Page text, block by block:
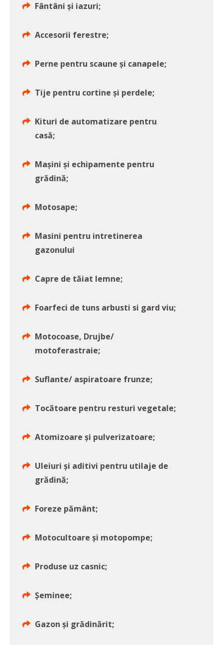
Fântâni și iazuri;
Accesorii ferestre;
Perne pentru scaune și canapele;
Tije pentru cortine și perdele;
Kituri de automatizare pentru
casă;
Mașini și echipamente pentru
grădină;
Motosape;
Masini pentru intretinerea
gazonului
Capre de tăiat lemne;
Foarfeci de tuns arbusti si gard viu;
Motocoase, Drujbe/
motoferastraie;
Suflante/ aspiratoare frunze;
Tocătoare pentru resturi vegetale;
Atomizoare și pulverizatoare;
Uleiuri și aditivi pentru utilaje de
grădină;
Foreze pământ;
Motocultoare și motopompe;
Produse uz casnic;
Șeminee;
Gazon și grădinărit;